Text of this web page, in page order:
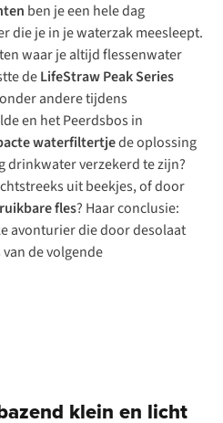
ben je een hele dag
die je in je waterzak meesleept.
waar je altijd flessenwater
deLifeStraw Peak Series
andere tijdens
en het Peerdsbos in
waterfiltertjede oplossing
drinkwater verzekerd te zijn?
uit beekjes, of door
fles? Haar conclusie:
avonturier die door desolaat
de volgende
klein en licht